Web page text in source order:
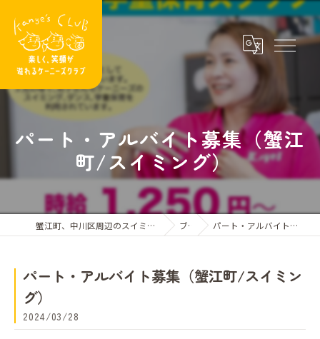
パート・アルバイト募集（蟹江
町/スイミング）
蟹江町、中川区周辺のスイミングスクールならケーニーズクラブ ブログ パート・アルバイト募集（蟹江町/スイミング）
パート・アルバイト募集（蟹江町/スイミン
グ）
2024/03/28